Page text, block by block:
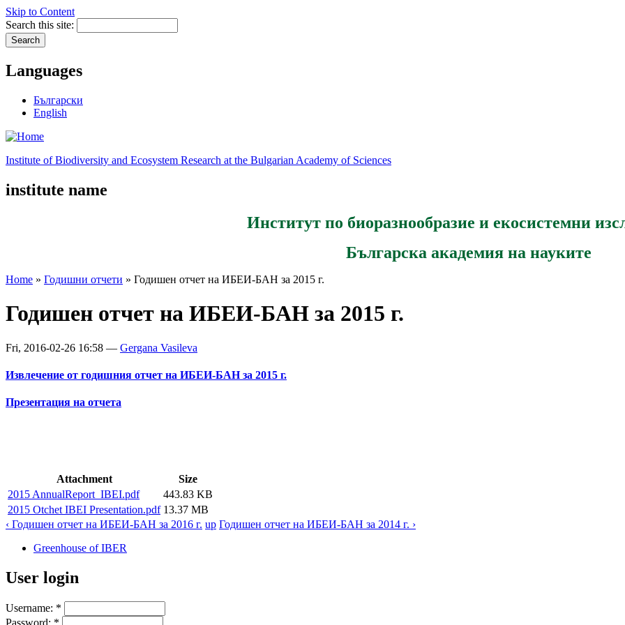
Skip to Content
Search this site:
Languages
Български
English
Institute of Biodiversity and Ecosystem Research at the Bulgarian Academy of Sciences
institute name
Институт по биоразнообразие и екосистемни
Българска академия на науките
Home » Годишни отчети » Годишен отчет на ИБЕИ-БАН за 2015 г.
Годишен отчет на ИБЕИ-БАН за 2015 г.
Fri, 2016-02-26 16:58 — Gergana Vasileva
Извлечение от годишния отчет на ИБЕИ-БАН за 2015 г.
Презентация на отчета
Attachment
Size
2015 AnnualReport_IBEI.pdf
443.83 KB
2015 Otchet IBEI Presentation.pdf 13.37 MB
‹ Годишен отчет на ИБЕИ-БАН за 2016 г. up Годишен отчет на ИБЕИ-БАН за 2014 г. ›
Greenhouse of IBER
User login
Username: *